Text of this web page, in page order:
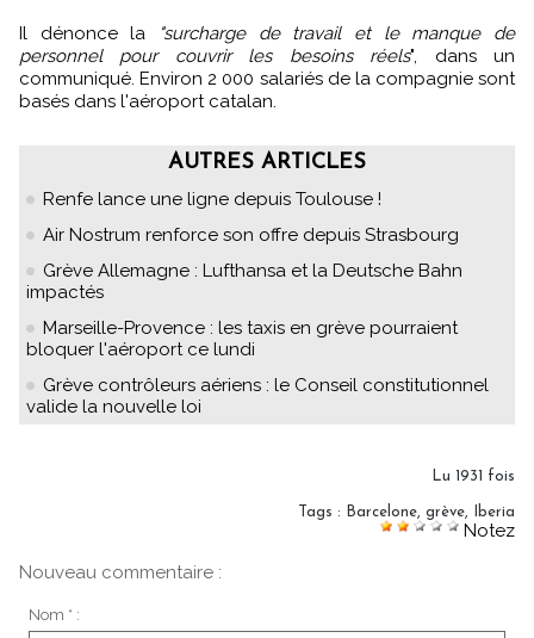
Il dénonce la
"surcharge de travail et le manque de
personnel pour couvrir les besoins réels", dans un
communiqué. Environ 2 000 salariés de la compagnie sont
basés dans l'aéroport catalan.
AUTRES ARTICLES
Renfe lance une ligne depuis Toulouse !
Air Nostrum renforce son offre depuis Strasbourg
Grève Allemagne : Lufthansa et la Deutsche Bahn
impactés
Marseille-Provence : les taxis en grève pourraient
bloquer l'aéroport ce lundi
Grève contrôleurs aériens : le Conseil constitutionnel
valide la nouvelle loi
Lu 1931 fois
Tags : Barcelone, grève, Iberia
Notez
Nouveau commentaire :
Nom * :